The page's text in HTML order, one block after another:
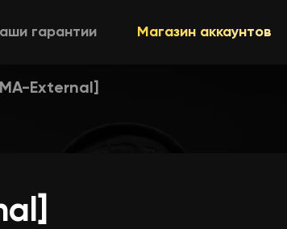
гарантии Магазин аккаунтов
External]